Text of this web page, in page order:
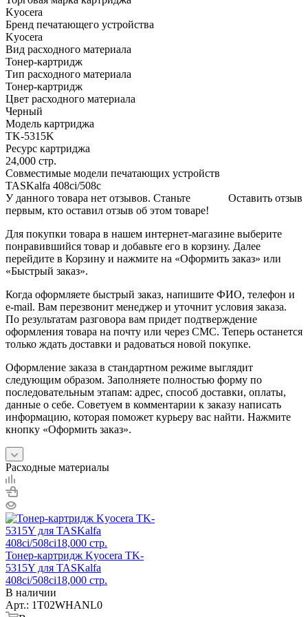
Kyocera
Бренд печатающего устройства
Kyocera
Вид расходного материала
Тонер-картридж
Тип расходного материала
Тонер-картридж
Цвет расходного материала
Черный
Модель картриджа
TK-5315K
Ресурс картриджа
24,000 стр.
Совместимые модели печатающих устройств
TASKalfa 408ci/508c
Оставить отзыв
У данного товара нет отзывов. Станьте
первым, кто оставил отзыв об этом товаре!
Для покупки товара в нашем интернет-магазине выберите
понравившийся товар и добавьте его в корзину. Далее
перейдите в Корзину и нажмите на «Оформить заказ» или
«Быстрый заказ».
Когда оформляете быстрый заказ, напишите ФИО, телефон и
e-mail. Вам перезвонит менеджер и уточнит условия заказа.
По результатам разговора вам придет подтверждение
оформления товара на почту или через СМС. Теперь останется
только ждать доставки и радоваться новой покупке.
Оформление заказа в стандартном режиме выглядит
следующим образом. Заполняете полностью форму по
последовательным этапам: адрес, способ доставки, оплаты,
данные о себе. Советуем в комментарии к заказу написать
информацию, которая поможет курьеру вас найти. Нажмите
кнопку «Оформить заказ».
Расходные материалы
Тонер-картридж Kyocera TK-
5315Y для TASKalfa
408ci/508ci18,000 стр.
В наличии
Арт.: 1T02WHANL0